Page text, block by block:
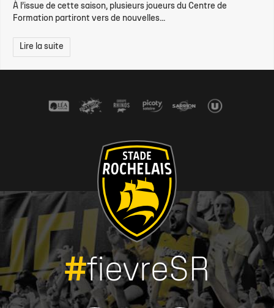
À l’issue de cette saison, plusieurs joueurs du Centre de
Formation partiront vers de nouvelles...
Lire la suite
#fievreSR